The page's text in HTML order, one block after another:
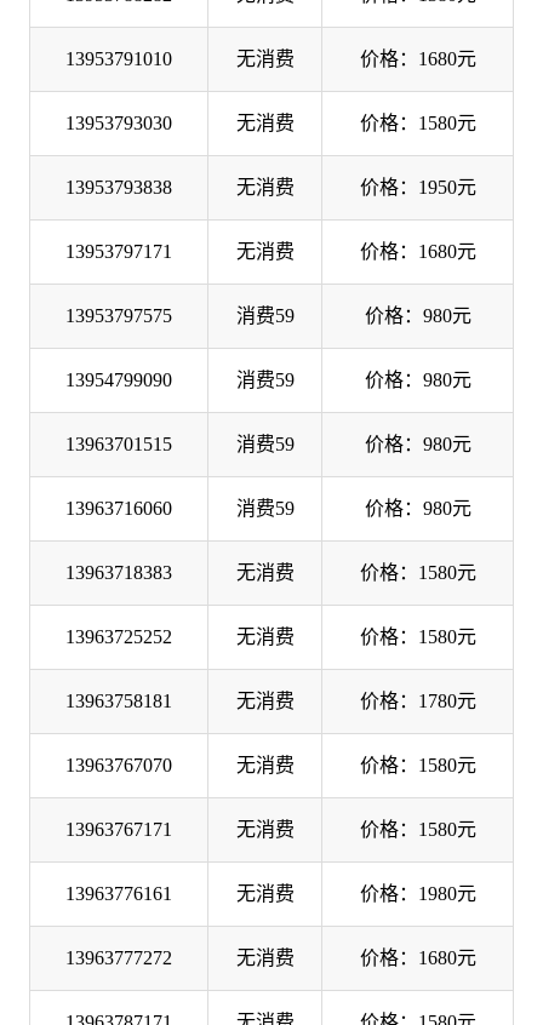
13953791010 无消费 价格：1680元
13953793030 无消费 价格：1580元
13953793838 无消费 价格：1950元
13953797171 无消费 价格：1680元
13953797575 消费59 价格：980元
13954799090 消费59 价格：980元
13963701515 消费59 价格：980元
13963716060 消费59 价格：980元
13963718383 无消费 价格：1580元
13963725252 无消费 价格：1580元
13963758181 无消费 价格：1780元
13963767070 无消费 价格：1580元
13963767171 无消费 价格：1580元
13963776161 无消费 价格：1980元
13963777272 无消费 价格：1680元